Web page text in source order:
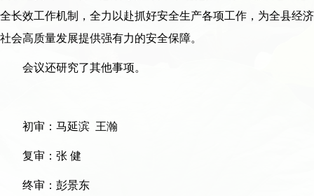
全长效工作机制，全力以赴抓好安全生产各项工作，为全县经济
社会高质量发展提供强有力的安全保障。
会议还研究了其他事项。
初审：马延滨 王瀚
复审：张 健
终审：彭景东